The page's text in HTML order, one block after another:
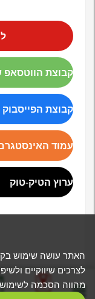
קבוצת הווטסאפ
קבוצת הפייסבוק
עמוד
ערוץ הטיק-טוק
לצרכים שיווקיים
מהווה הסכמה